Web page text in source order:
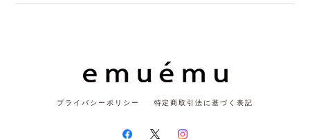
プライバシーポリシー 特定商取引法に基づく表記